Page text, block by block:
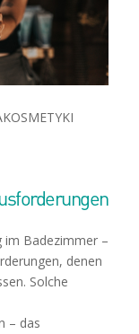
im Badezimmer –
denen
Solche
– das